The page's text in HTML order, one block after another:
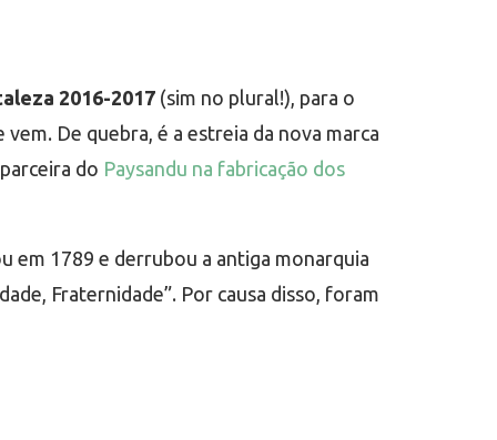
2016-2017 (sim no plural!), para o
De quebra, é a estreia da nova marca
do Paysandu na fabricação dos
em 1789 e derrubou a antiga monarquia
Fraternidade”. Por causa disso, foram